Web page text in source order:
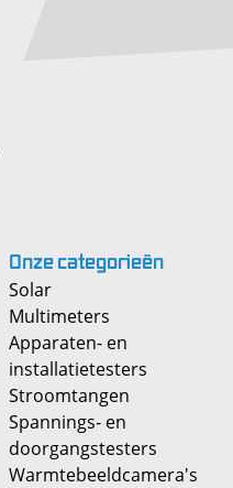
Onzecategorieën
Solar
Multimeters
Apparaten- en
installatietesters
Stroomtangen
Spannings- en
doorgangstesters
Warmtebeeldcamera's